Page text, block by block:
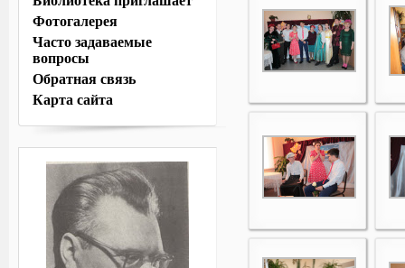
Фотогалерея
Часто задаваемые
вопросы
Обратная связь
Карта сайта